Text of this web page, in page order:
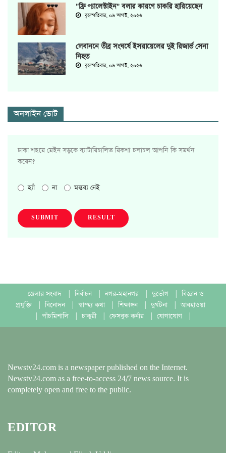
"ফ্রি প্যালেস্টাইন" বলার কারণে চাকরি হারিয়েছেন
বৃহস্পতিবার, ০৬ আগস্ট, ২০২৬
লেবাননে তীব্র সংঘর্ষে ইসরায়েলের দুই রিজার্ভ সেনা
নিহত
বৃহস্পতিবার, ০৬ আগস্ট, ২০২৬
অনলাইন ভোট
ঢাকা শহরে মেইন সড়কে ব্যাটারিচালিত রিকশা চলাচল আপনি কি সমর্থন
করেন?
হ্যাঁ না মন্তব্য নেই
SUBMIT RESULT
জেলার সংবাদ নির্বাচন নগর-মহানগর দুর্ভোগ
বিজ্ঞান ও
প্রযুক্তি
বিনোদন স্বাস্হ্য কথা শিক্ষাঙ্গন দুর্ঘটনা
আবহাওয়া
পাঁচমিশালি চাকুরী ফেসবুক কর্নার যোগাযোগ
Newstv24.com is a newspaper published on the Internet.
Newstv24.com as a free-to-access 24/7 news source. It is
completely open and free to the public.
EDITOR